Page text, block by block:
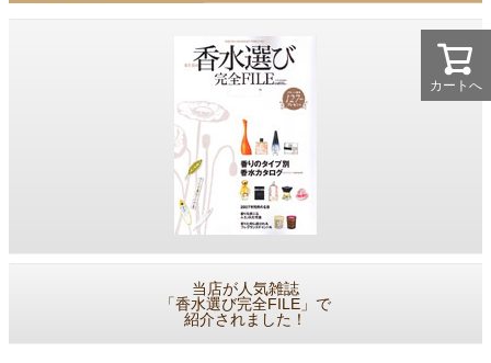
カートへ
当店が人気雑誌
「香水選び完全FILE」で
紹介されました！